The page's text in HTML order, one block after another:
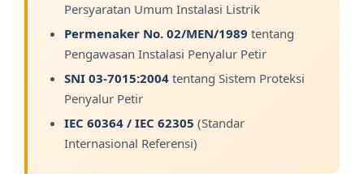
Persyaratan Umum Instalasi Listrik
Permenaker No. 02/MEN/1989 tentang
Pengawasan Instalasi Penyalur Petir
SNI 03-7015:2004 tentang Sistem Proteksi
Penyalur Petir
IEC 60364 / IEC 62305 (Standar
Internasional Referensi)